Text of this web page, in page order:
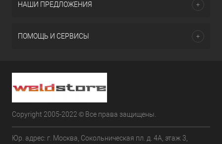
НАШИ ПРЕДЛОЖЕНИЯ
ПОМОЩЬ И СЕРВИСЫ
Copyright 2005-2022 © Все права защищены.
Юр. адрес: г. Москва, Сокольническая пл. д. 4А, этаж 3,